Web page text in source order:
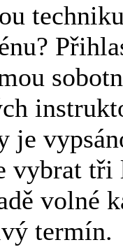
je
vybrat tři
volné
termín.